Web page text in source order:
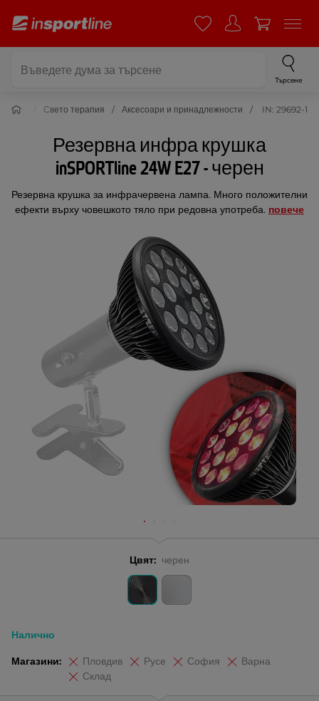
Търсене
Свето терапия Аксесоари и принадлежности IN: 29692-1
Резервна инфра крушка
inSPORTline 24W E27 - черен
Резервна крушка за инфрачервена лампа. Много положителни
ефекти върху човешкото тяло при редовна употреба. повече
Цвят: черен
Налично
Магазини: Пловдив Русе София
Варна
Склад